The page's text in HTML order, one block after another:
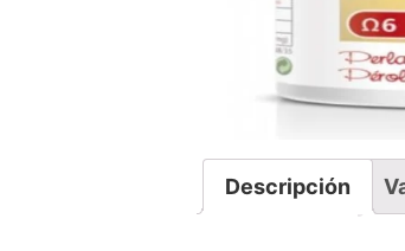
Descripción